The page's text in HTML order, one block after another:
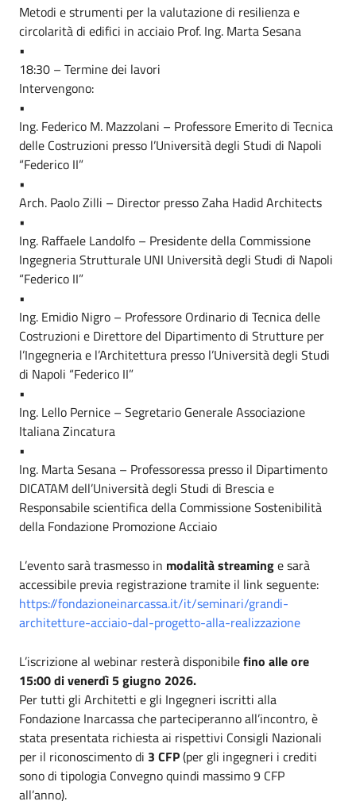
Metodi e strumenti per la valutazione di resilienza e
circolarità di edifici in acciaio Prof. Ing. Marta Sesana
•
18:30 – Termine dei lavori
Intervengono:
•
Ing. Federico M. Mazzolani – Professore Emerito di Tecnica
delle Costruzioni presso l’Università degli Studi di Napoli
“Federico II”
•
Arch. Paolo Zilli – Director presso Zaha Hadid Architects
•
Ing. Raffaele Landolfo – Presidente della Commissione
Ingegneria Strutturale UNI Università degli Studi di Napoli
“Federico II”
•
Ing. Emidio Nigro – Professore Ordinario di Tecnica delle
Costruzioni e Direttore del Dipartimento di Strutture per
l’Ingegneria e l’Architettura presso l’Università degli Studi
di Napoli “Federico II”
•
Ing. Lello Pernice – Segretario Generale Associazione
Italiana Zincatura
•
Ing. Marta Sesana – Professoressa presso il Dipartimento
DICATAM dell’Università degli Studi di Brescia e
Responsabile scientifica della Commissione Sostenibilità
della Fondazione Promozione Acciaio
L’evento sarà trasmesso in modalità streaminge sarà
accessibile previa registrazione tramite il link seguente:
https://fondazioneinarcassa.it/it/seminari/grandi-
architetture-acciaio-dal-progetto-alla-realizzazione
L’iscrizione al webinar resterà disponibilefino alle ore
15:00 di venerdì 5 giugno 2026.
Per tutti gli Architetti e gli Ingegneri iscritti alla
Fondazione Inarcassa che parteciperanno all’incontro, è
stata presentata richiesta ai rispettivi Consigli Nazionali
per il riconoscimento di 3 CFP(per gli ingegneri i crediti
sono di tipologia Convegno quindi massimo 9 CFP
all’anno).